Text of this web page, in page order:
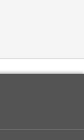
der
bitte die